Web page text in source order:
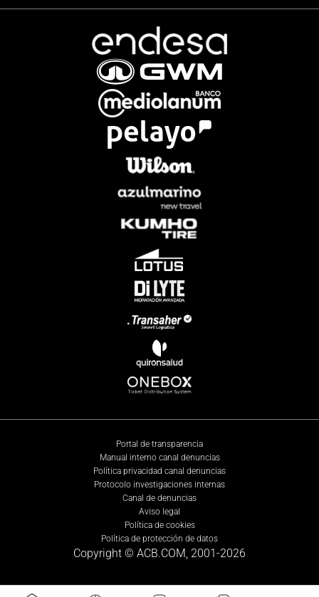
Portal de transparencia
Manual interno canal denuncias
Política privacidad canal denuncias
Protocolo investigaciones internas
Canal de denuncias
Aviso legal
Política de cookies
Política de protección de datos
Copyright © ACB.COM, 2001-2026